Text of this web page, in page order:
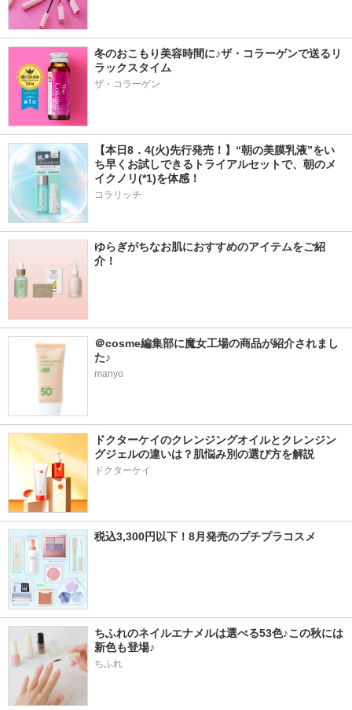
冬のおこもり美容時間に♪ザ・コラーゲンで送るリ
ラックスタイム
ザ・コラーゲン
【本日8．4(火)先行発売！】“朝の美膜乳液”をい
ち早くお試しできるトライアルセットで、朝のメ
イクノリ(*1)を体感！
コラリッチ
ゆらぎがちなお肌におすすめのアイテムをご紹
介！
＠cosme編集部に魔女工場の商品が紹介されまし
た♪
manyo
ドクターケイのクレンジングオイルとクレンジン
グジェルの違いは？肌悩み別の選び方を解説
ドクターケイ
税込3,300円以下！8月発売のプチプラコスメ
ちふれのネイルエナメルは選べる53色♪この秋には
新色も登場♪
ちふれ